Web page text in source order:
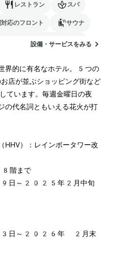
レストラン スパ
応のフロント サウナ
電気自動車の充電スタンド
設備・サービスをみる
界的に有名なホテル。5つの
店が並ぶショッピング街など
ています。毎週金曜日の夜
の代名詞ともいえる花火が打
HHV）：レインボータワー改
階まで
日～2025年2月中旬
日～2026年 2月末